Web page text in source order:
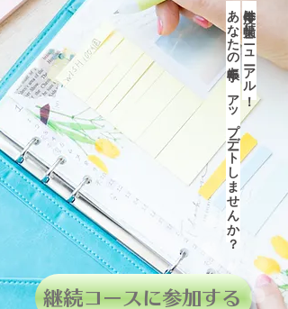
継続コースに参加する
今年度は大幅リニューアル！
​あなたの手帳も、アップデートしませんか？